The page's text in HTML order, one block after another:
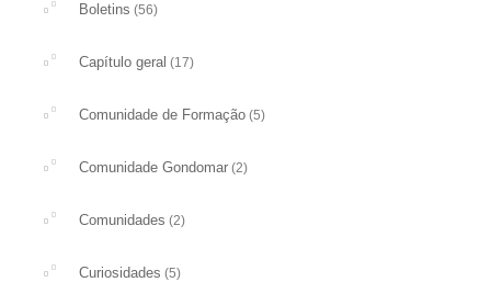
Boletins (56)
Capítulo geral (17)
Comunidade de Formação (5)
Comunidade Gondomar (2)
Comunidades (2)
Curiosidades (5)